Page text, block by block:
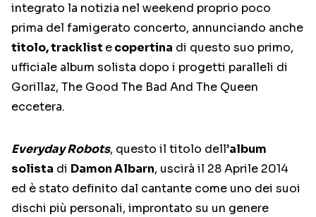
integrato la notizia nel weekend proprio poco
prima del famigerato concerto, annunciando anche
titolo, tracklist ecopertina di questo suo primo,
ufficiale album solista dopo i progetti paralleli di
Gorillaz, The Good The Bad And The Queen
eccetera.
Everyday Robots, questo il titolo dell’album
solista di Damon Albarn, uscirà il 28 Aprile 2014
ed è stato definito dal cantante come uno dei suoi
dischi più personali, improntato su un genere